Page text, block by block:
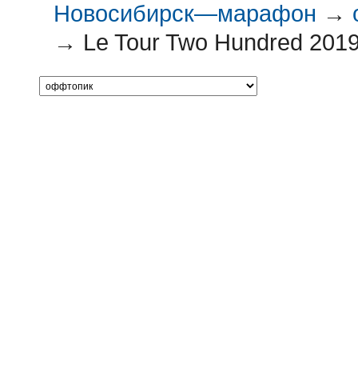
Новосибирск—марафон →
→ Le Tour Two Hundred